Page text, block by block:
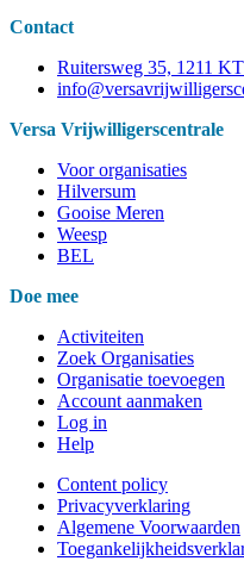
Contact
Ruitersweg 35, 1211
Versa Vrijwilligerscentrale
Voor organisaties
Hilversum
Gooise Meren
Weesp
BEL
Doe mee
Activiteiten
Zoek Organisaties
Organisatie toevoegen
Account aanmaken
Log in
Help
Content policy
Privacyverklaring
Algemene Voorwaarden